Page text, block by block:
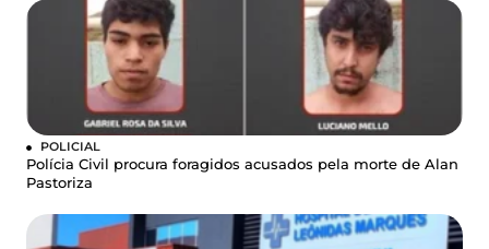
POLICIAL
Polícia Civil procura foragidos acusados pela morte de Alan
Pastoriza